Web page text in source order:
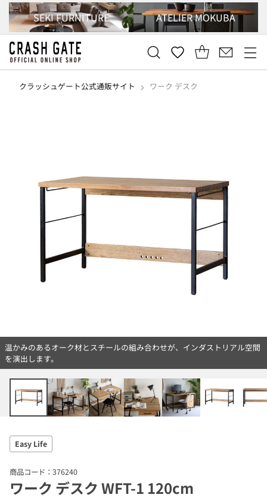
SEKI FURNITURE ATELIER MOKUBA
クラッシュゲート公式通販サイト ワーク デスク
温かみのあるオーク材とスチールの組み合わせが、インダストリアル空間
を演出します。
Easy Life
商品コード：376240
ワーク デスク WFT-1 120cm